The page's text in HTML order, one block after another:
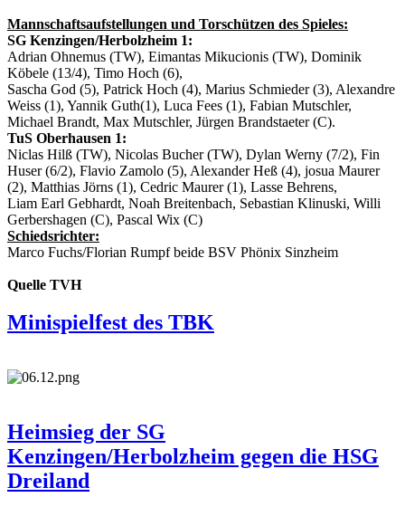
Mannschaftsaufstellungen und Torschützen des Spieles:
SG Kenzingen/Herbolzheim 1:
Adrian Ohnemus (TW), Eimantas Mikucionis (TW), Dominik
Köbele (13/4), Timo Hoch (6),
Sascha God (5), Patrick Hoch (4), Marius Schmieder (3), Alexandre
Weiss (1), Yannik Guth(1), Luca Fees (1), Fabian Mutschler,
Michael Brandt, Max Mutschler, Jürgen Brandstaeter (C).
TuS Oberhausen 1:
Niclas Hilß (TW), Nicolas Bucher (TW), Dylan Werny (7/2), Fin
Huser (6/2), Flavio Zamolo (5), Alexander Heß (4), josua Maurer
(2), Matthias Jörns (1), Cedric Maurer (1), Lasse Behrens,
Liam Earl Gebhardt, Noah Breitenbach, Sebastian Klinuski, Willi
Gerbershagen (C), Pascal Wix (C)
Schiedsrichter:
Marco Fuchs/Florian Rumpf beide BSV Phönix Sinzheim
Quelle TVH
Minispielfest des TBK
Heimsieg der SG
Kenzingen/Herbolzheim gegen die HSG
Dreiland